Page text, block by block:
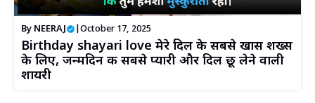
By NEERAJ October 17, 2025
Birthday shayari love मेरे दिल के सबसे खास शख्स
के लिए, जन्मदिन की सबसे प्यारी और दिल छू लेने वाली
शायरी